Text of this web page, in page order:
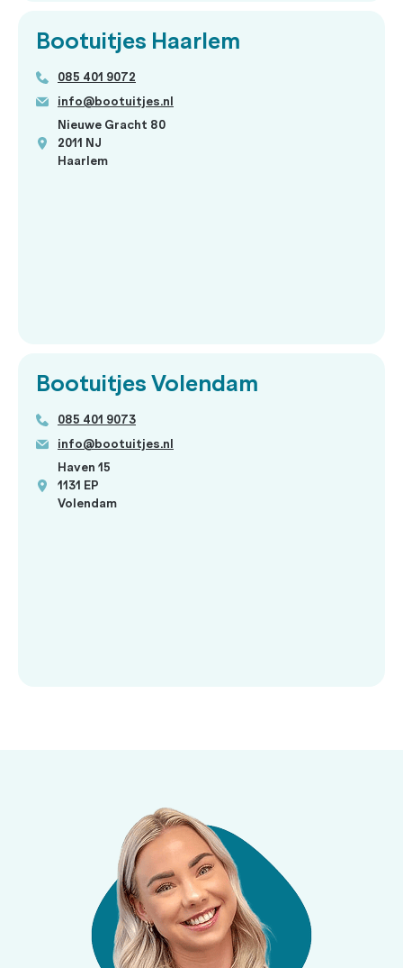
Bootuitjes Haarlem
085 401 9072
info@bootuitjes.nl
Nieuwe Gracht 80
2011 NJ
Haarlem
Bootuitjes Volendam
085 401 9073
info@bootuitjes.nl
Haven 15
1131 EP
Volendam